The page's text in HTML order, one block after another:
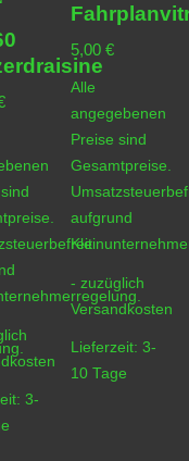
3-
5,00€
Alle
angegebenen
Preise sind
Gesamtpreise.
aufgrund
- zuzüglich
Versandkosten
Lieferzeit:3-
10 Tage